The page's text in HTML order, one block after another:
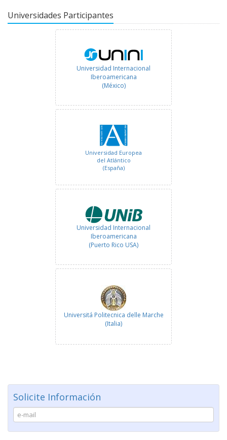
Universidades Participantes
Universidad Internacional
Iberoamericana
(México)
Universidad Europea
del Atlántico
(España)
Universidad Internacional
Iberoamericana
(Puerto Rico USA)
Universitá Politecnica delle Marche
(Italia)
Solicite Información